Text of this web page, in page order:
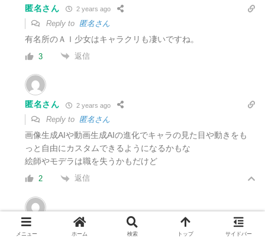
匿名さん 2 years ago
Reply to 匿名さん
有名所のＡＩ少女はキャラクリも凄いですね。
3 返信
匿名さん 2 years ago
Reply to 匿名さん
画像生成AIや動画生成AIの進化でキャラの見た目や動きをも
っと自由にカスタムできるようになるかもな
絵師やモデラは職を失うかもだけど
2 返信
匿名さん 2 years ago
メニュー ホーム 検索 トップ サイドバー